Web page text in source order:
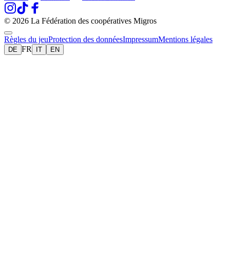
© 2026 La Fédération des coopératives Migros
Règles du jeuProtection des donnéesImpressumMentions légales
DE FR IT EN